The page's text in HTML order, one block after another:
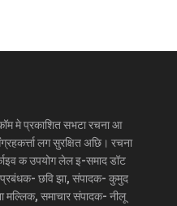
मे प्रकाशित सभटा रचना आ
लग सुरक्षित अछि। रचना
क उपयोग लेल इ-समाद डॉट
छवि झा, संपादक- कुमुद
मल्लिक, समाचार संपादक- नीलू